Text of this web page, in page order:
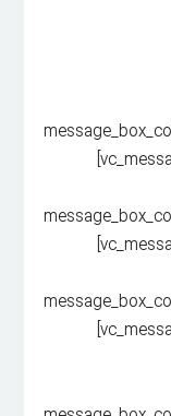
fa-download”][download id=”4197″][/vc_message]
fa-download”][download id=”4199″][/vc_message]